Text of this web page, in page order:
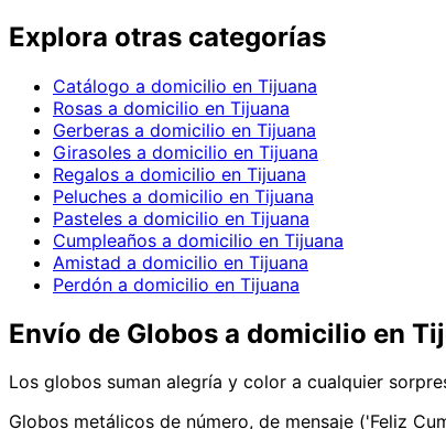
Explora otras categorías
Catálogo a domicilio en Tijuana
Rosas a domicilio en Tijuana
Gerberas a domicilio en Tijuana
Girasoles a domicilio en Tijuana
Regalos a domicilio en Tijuana
Peluches a domicilio en Tijuana
Pasteles a domicilio en Tijuana
Cumpleaños a domicilio en Tijuana
Amistad a domicilio en Tijuana
Perdón a domicilio en Tijuana
Envío de Globos a domicilio en
Los globos suman alegría y color a cualquier
Globos metálicos de número, de mensaje ('Feliz